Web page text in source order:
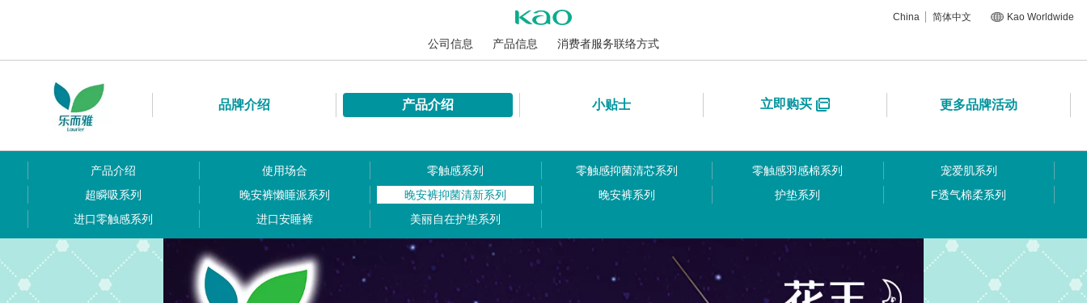
China 简体中文 Kao Worldwide
公司信息 产品信息 消费者服务联络方式
品牌介绍 产品介绍 小贴士 立即购买 更多品牌活动
产品介绍 使用场合 零触感系列 零触感抑菌清芯系列 零触感羽感棉系列
宠爱肌系列
超瞬吸系列
晚安裤懒睡派系列 晚安裤抑菌清新系列 晚安裤系列 护垫系列
F透气棉柔系列
进口零触感系列
进口安睡裤 美丽自在护垫系列